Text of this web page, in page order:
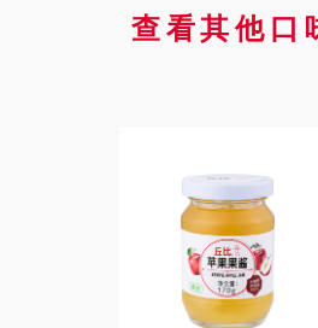
查看其他口